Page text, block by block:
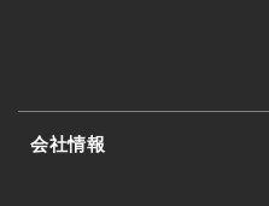
会社情報